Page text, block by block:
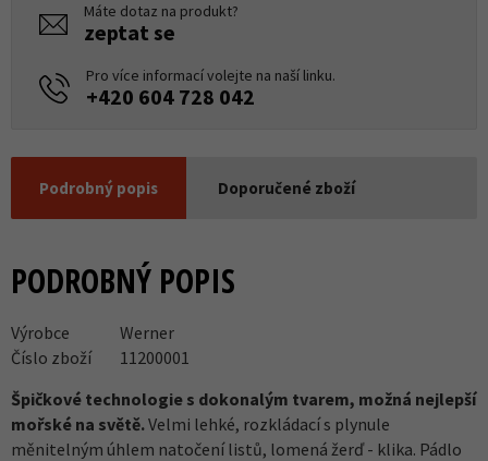
Máte dotaz na produkt?
zeptat se
Pro více informací volejte na naší linku.
+420 604 728 042
Podrobný popis Doporučené zboží
PODROBNÝ POPIS
Výrobce
Werner
Číslo zboží
11200001
Špičkové technologie s dokonalým tvarem, možná nejlepší
mořské na světě.Velmi lehké, rozkládací s plynule
měnitelným úhlem natočení listů, lomená žerď - klika. Pádlo